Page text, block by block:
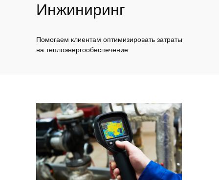
Инжиниринг
Помогаем клиентам оптимизировать затраты
на теплоэнергообеспечение